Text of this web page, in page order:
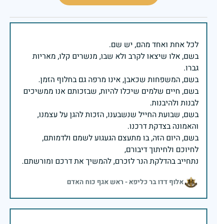
בשם, אלו שיצאו לקרב ולא שבו, מנשרים קלו, מאריות
בשם, חיים שלמים שיכלו להיות, שבזכותם אנו ממשיכים
בשם, שבועת החייל שנשבענו, הזכות להגן על עצמנו,
בשם, היום הזה, בו מתעצם הגעגוע לשמם ולדמותם,
נתחייב בהדלקת הנר לזכרם, להמשיך את דרכם ומורשתם.
אלוף דדו בר כליפא - ראש אגף כוח האדם